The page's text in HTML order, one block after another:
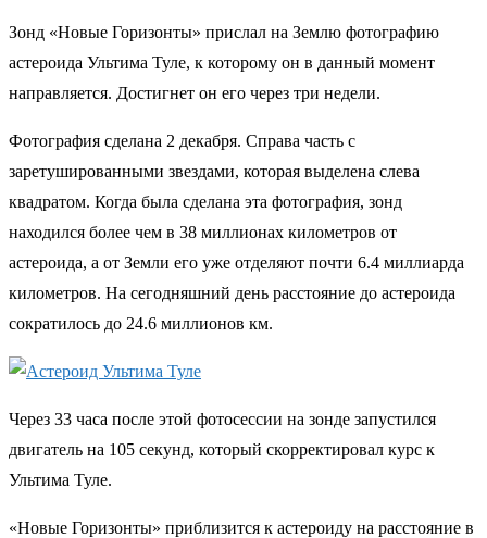
Зонд «Новые Горизонты» прислал на Землю фотографию
астероида Ультима Туле, к которому он в данный момент
направляется. Достигнет он его через три недели.
Фотография сделана 2 декабря. Справа часть с
заретушированными звездами, которая выделена слева
квадратом. Когда была сделана эта фотография, зонд
находился более чем в 38 миллионах километров от
астероида, а от Земли его уже отделяют почти 6.4 миллиарда
километров. На сегодняшний день расстояние до астероида
сократилось до 24.6 миллионов км.
Через 33 часа после этой фотосессии на зонде запустился
двигатель на 105 секунд, который скорректировал курс к
Ультима Туле.
«Новые Горизонты» приблизится к астероиду на расстояние в